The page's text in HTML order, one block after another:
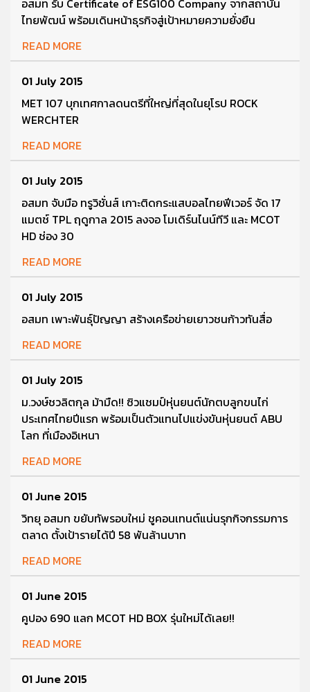
อสมท รับ Certificate of ESG100 Company จากสถาบัน
ไทยพัฒน์ พร้อมเดินหน้าธุรกิจสู่เป้าหมายความยั่งยืน
READ MORE
01 July 2015
MET 107 บุกเทศกาลดนตรีที่ใหญ่ที่สุดในยุโรป ROCK
WERCHTER
READ MORE
01 July 2015
อสมท จับมือ ทรูวิชั่นส์ เกาะติดกระแสบอลไทยฟีเวอร์ จัด 17
แมตช์ TPL ฤดูกาล 2015 ลงจอ โมเดิร์นไนน์ทีวี และ MCOT
HD ช่อง 30
READ MORE
01 July 2015
อสมท เพาะพันธุ์ปัญญา สร้างเครือข่ายเยาวชนก้าวทันสื่อ
READ MORE
01 July 2015
ม.วงษ์ชวลิตกุล ม้ามืด!! ซิวแชมป์หุ่นยนต์นักตบลูกขนไก่
ประเทศไทยปีแรก พร้อมเป็นตัวแทนไปแข่งขันหุ่นยนต์ ABU
โลก ที่เมืองอิเหนา
READ MORE
01 June 2015
วิทยุ อสมท ขยับทัพรอบใหม่ ชูคอนเทนต์แน่นรุกกิจกรรมการ
ตลาด ตั้งเป้ารายได้ปี 58 พันล้านบาท
READ MORE
01 June 2015
คูปอง 690 แลก MCOT HD BOX รุ่นใหม่ได้เลย!!
READ MORE
01 June 2015